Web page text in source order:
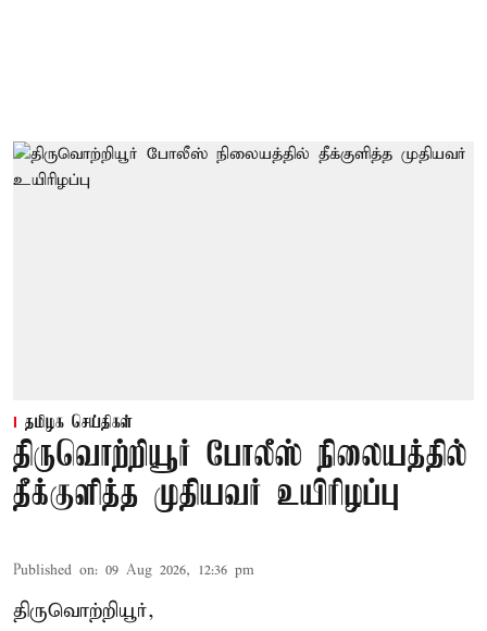
தமிழக செய்திகள்
திருவொற்றியூர் போலீஸ் நிலையத்தில்
தீக்குளித்த முதியவர் உயிரிழப்பு
Published on: 09 Aug 2026, 12:36 pm
திருவொற்றியூர்,